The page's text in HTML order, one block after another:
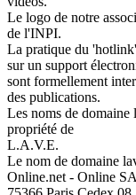
Le logo de notre
de l'INPI.
La pratique du
sur un support
sont formellement
des publications.
Les noms de domaine
propriété de
L.A.V.E.
Le nom de domaine
Online.net - Online